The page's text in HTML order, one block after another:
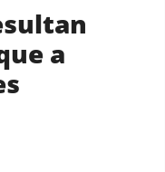
AGENCIA
sobre la agencia
a